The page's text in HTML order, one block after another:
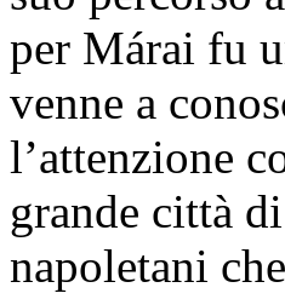
per Márai fu
venne a
l’attenzione
grande città
napoletani